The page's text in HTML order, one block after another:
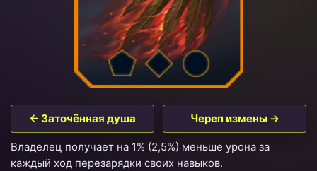
← Заточённая душа Череп измены →
Владелец получает на 1% (2,5%) меньше урона за
каждый ход перезарядки своих навыков.